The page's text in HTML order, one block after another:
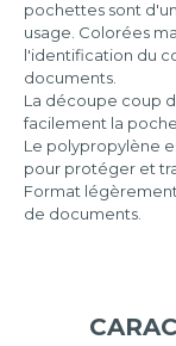
pochettes sont
usage. Colorées
l'identification du
documents.
La découpe coup
facilement la
Le polypropylène
pour protéger et
Format
de documents.